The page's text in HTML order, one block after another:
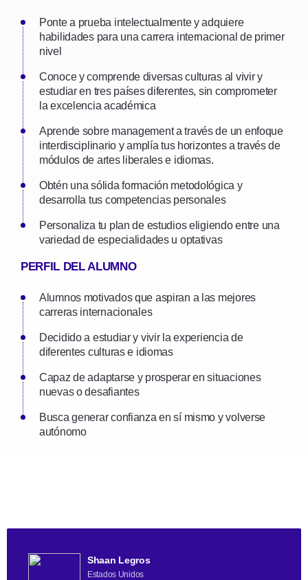
Ponte a prueba intelectualmente y adquiere
habilidades para una carrera internacional de primer
nivel
Conoce y comprende diversas culturas al vivir y
estudiar en tres países diferentes, sin comprometer
la excelencia académica
Aprende sobre management a través de un enfoque
interdisciplinario y amplía tus horizontes a través de
módulos de artes liberales e idiomas.
Obtén una sólida formación metodológica y
desarrolla tus competencias personales
Personaliza tu plan de estudios eligiendo entre una
variedad de especialidades u optativas
PERFIL DEL ALUMNO
Alumnos motivados que aspiran a las mejores
carreras internacionales
Decidido a estudiar y vivir la experiencia de
diferentes culturas e idiomas
Capaz de adaptarse y prosperar en situaciones
nuevas o desafiantes
Busca generar confianza en sí mismo y volverse
autónomo
Shaan Legros
Estados Unidos